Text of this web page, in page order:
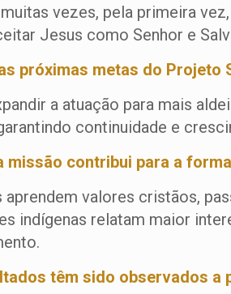
vezes, pela primeira
Jesus como Senhor e
próximas metas do Projeto
a atuação para mais
continuidade e
missão contribui para a
aprendem valores cristãos,
indígenas relatam maior
têm sido observados a